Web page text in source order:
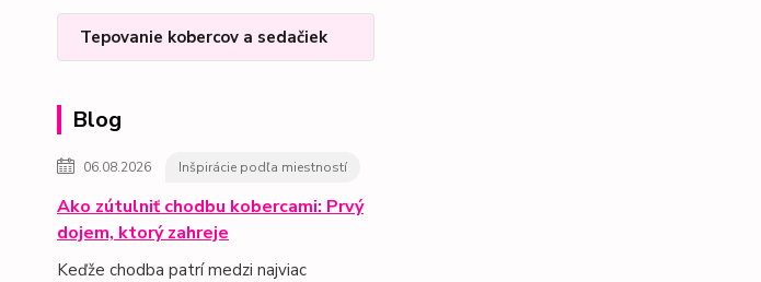
Tepovanie kobercov a sedačiek
Blog
06.08.2026 Inšpirácie podľa miestností
Ako zútulniť chodbu kobercami: Prvý
dojem, ktorý zahreje
Keďže chodba patrí medzi najviac